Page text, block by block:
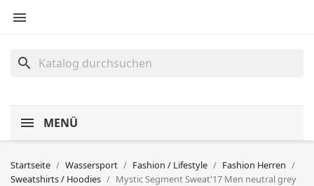

search
MENÜ
Startseite Wassersport Fashion / Lifestyle
Fashion Herren
Sweatshirts / Hoodies
Mystic Segment Sweat'17 Men neutral grey